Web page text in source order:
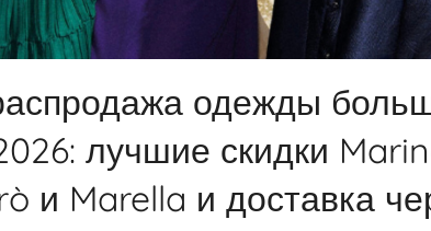
одежды
лучшие скидки
и Marella и доставка